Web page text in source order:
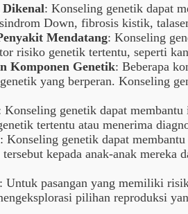
: Konseling genetik dapat
Down, fibrosis kistik,
Mendatang: Konseling
risiko genetik tertentu, seperti
Komponen Genetik: Beberapa
yang berperan. Konseling
Konseling genetik dapat
tertentu atau menerima
: Konseling genetik dapat
kepada anak-anak mereka
: Untuk pasangan yang memiliki
pilihan reproduksi